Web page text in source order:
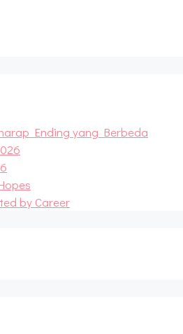
Ending yang Berbeda
by Career